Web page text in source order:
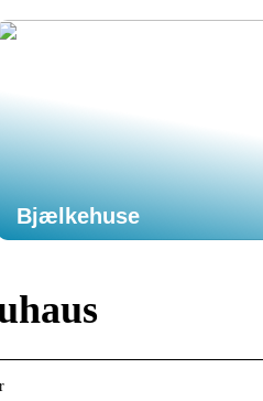
Bjælkehuse